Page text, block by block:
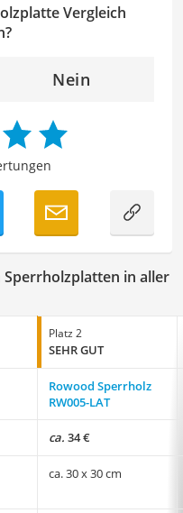
VGL in unsere Texte
Auge für
qualitativ hochwertige
zu erweitern und
Themen
Vergleich
Nein
Sperrholzplatten in aller
Platz 2
SEHR GUT
Rowood Sperrholz
RW005-LAT
ca. 34 €
ca. 30 x 30 cm